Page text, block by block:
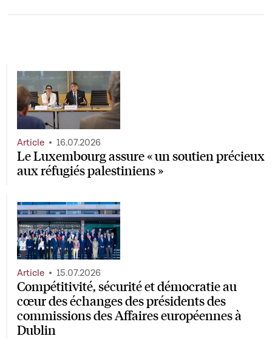
Le Luxembourg assure « un soutien précieux
aux réfugiés palestiniens »
Article 16.07.2026
Compétitivité, sécurité et démocratie au
cœur des échanges des présidents des
commissions des Affaires européennes à
Dublin
Article 15.07.2026